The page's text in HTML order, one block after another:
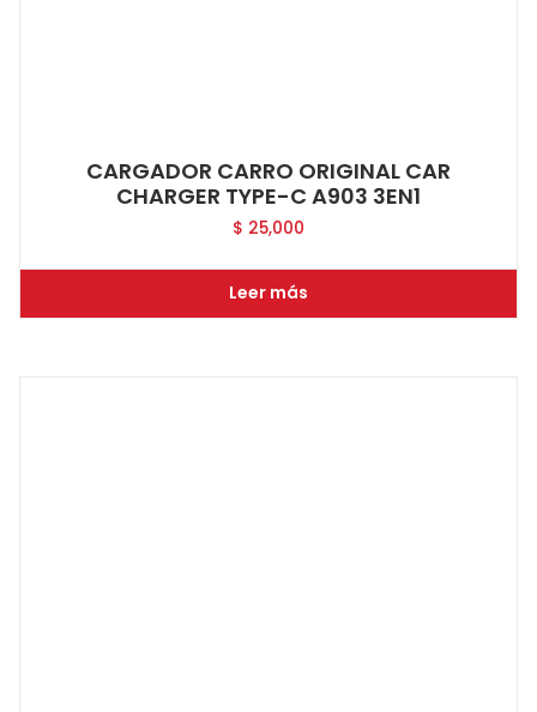
CARGADOR CARRO ORIGINAL CAR
CHARGER TYPE-C A903 3EN1
$ 25,000
Leer más